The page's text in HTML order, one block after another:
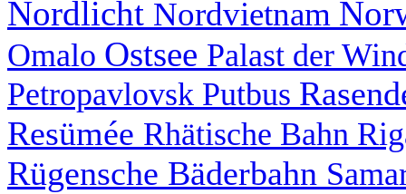
Nordlicht Nordvietnam
Omalo Ostsee Palast der
Petropavlovsk Putbus
Resümée Rhätische Bahn
Rügensche Bäderbahn